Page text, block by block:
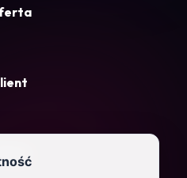
Firma